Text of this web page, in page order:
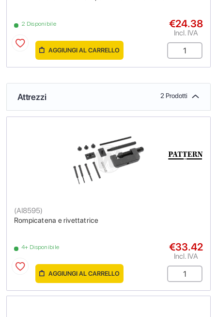
2 Disponibile €24.38
Incl. IVA
AGGIUNGI AL CARRELLO
Attrezzi 2 Prodotti
Rompicatena e rivettatrice
(AI8595)
4+ Disponibile €33.42
Incl. IVA
AGGIUNGI AL CARRELLO